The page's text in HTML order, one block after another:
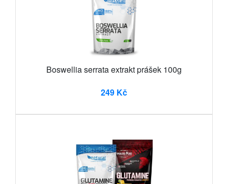
Boswellia serrata extrakt prášek 100g
249 Kč